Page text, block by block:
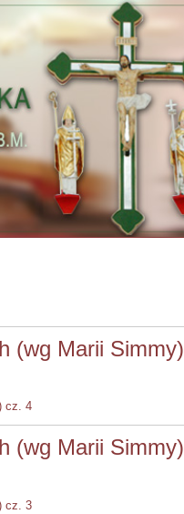
(wg Marii Simmy)
cz. 4
(wg Marii Simmy)
cz. 3